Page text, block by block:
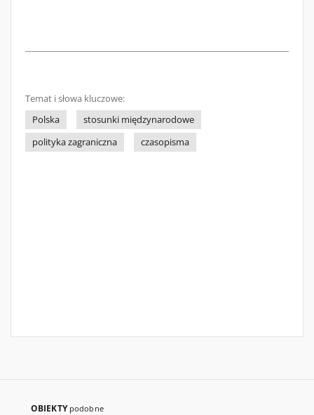
Temat i słowa kluczowe:
Polska
stosunki międzynarodowe
polityka zagraniczna
czasopisma
OBIEKTY podobne